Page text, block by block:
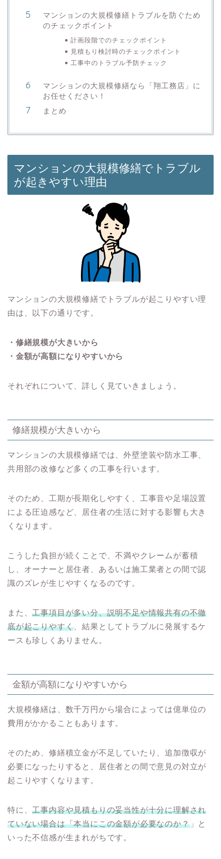
マンションの大規模修繕トラブルを防ぐため
のチェックポイント
計画段階でのチェックポイント
見積もり検討時のチェックポイント
工事中のトラブル予防チェック
マンションの大規模修繕なら「翔工務店」に
お任せください！
まとめ
マンションの大規模修繕でトラブル
が起きやすい理由
マンションの大規模修繕でトラブルが起こりやすい理
由は、以下の通りです。
・修繕規模が大きいから
・金額が高額になりやすいから
それぞれについて、詳しく見ていきましょう。
修繕規模が大きいから
マンションの大規模修繕では、外壁塗装や防水工事、
共用部の改修など多くの工事を行います。
そのため、工期が長期化しやすく、工事音や足場設置
による圧迫感など、居住者の生活に対する影響も大き
くなります。
こうした負担が続くことで、不満やクレームが蓄積
し、オーナーと居住者、あるいは施工業者との間で認
識のズレが生じやすくなるのです。
また、工事項目が多い分、説明不足や情報共有の不徹
底が起こりやすく 、結果としてトラブルに発展するケ
ースも珍しくありません。
金額が高額になりやすいから
大規模修繕は、数千万円から場合によっては億単位の
費用がかかることもあります。
そのため、修繕積立金が不足していたり、追加徴収が
必要になったりすると、居住者との間で意見の対立が
起こりやすくなります。
特に、工事内容や見積もりの妥当性が十分に理解され
ていない場合は「本当にこの金額が必要なのか？」と
いった不信感が生まれがちです。